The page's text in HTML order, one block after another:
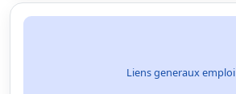
Liens generaux emploi